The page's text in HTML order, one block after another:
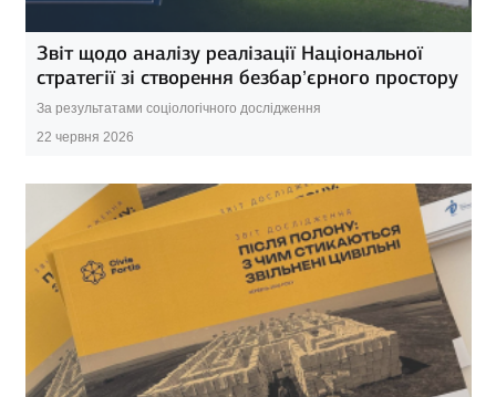
Звіт щодо аналізу реалізації Національної
стратегії зі створення безбар’єрного простору
За результатами соціологічного дослідження
22 червня 2026